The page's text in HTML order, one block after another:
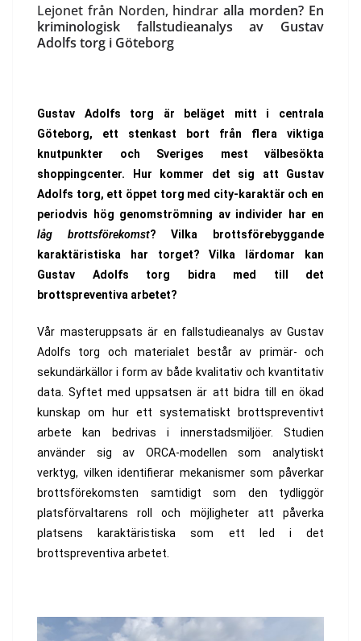
Lejonet från Norden, hindraralla morden? En
kriminologisk fallstudieanalys av Gustav
Adolfs torg i Göteborg
Gustav Adolfs torg är beläget mitt i centrala
Göteborg, ett stenkast bort från flera viktiga
knutpunkter och Sveriges mest välbesökta
shoppingcenter. Hur kommer det sig att Gustav
Adolfs torg, ett öppet torg med city-karaktär och en
periodvis hög genomströmning av individer har en
låg brottsförekomst? Vilka brottsförebyggande
karaktäristiska har torget? Vilka lärdomar kan
Gustav Adolfs torg bidra med till det
brottspreventiva arbetet?
Vår masteruppsats är en fallstudieanalys av Gustav
Adolfs torg och materialet består av primär- och
sekundärkällor i form av både kvalitativ och kvantitativ
data. Syftet med uppsatsen är att bidra till en ökad
kunskap om hur ett systematiskt brottspreventivt
arbete kan bedrivas i innerstadsmiljöer. Studien
använder sig av ORCA-modellen som analytiskt
verktyg, vilken identifierar mekanismer som påverkar
brottsförekomsten samtidigt som den tydliggör
platsförvaltarens roll och möjligheter att påverka
platsens karaktäristiska som ett led i det
brottspreventiva arbetet.